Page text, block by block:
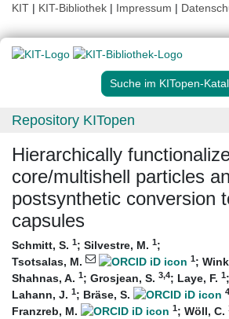
KIT | KIT-Bibliothek | Impressum |
Suche im KITopen-
Repository KITopen
Hierarchically
core/multishell particles
postsynthetic conversion
capsules
Schmitt, S. 1; Silvestre, M. 1;
Tsotsalas, M.
1;
Shahnas, A. 1; Grosjean, S. 3,4; Laye, F. 1;
Lahann, J. 1; Bräse, S. 4
Franzreb, M.
1; Wöll, C.